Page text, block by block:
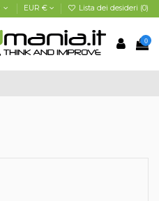
EUR € Lista dei desideri (0)
0